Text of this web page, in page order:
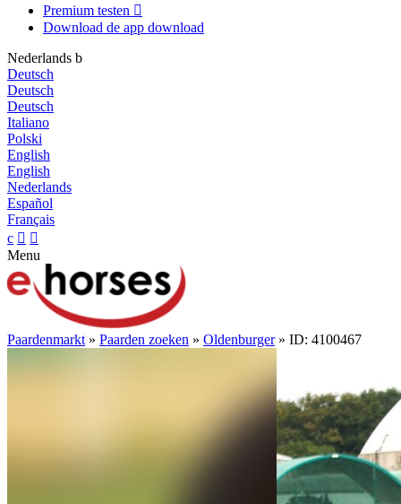
Premium testen 
Download de app download
Nederlands b
Deutsch
Deutsch
Deutsch
Italiano
Polski
English
English
Nederlands
Español
Français
c  
Menu
Paardenmarkt » Paarden zoeken » Oldenburger» ID: 4100467